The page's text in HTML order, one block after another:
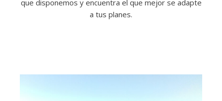
que disponemos y encuentra el que mejor se adapte
a tus planes.